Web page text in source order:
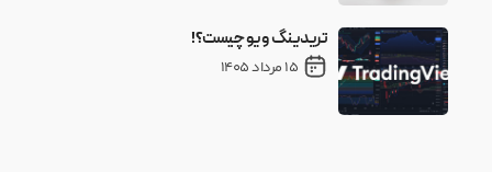
تریدینگ ویو چیست؟!
15 مرداد 1405